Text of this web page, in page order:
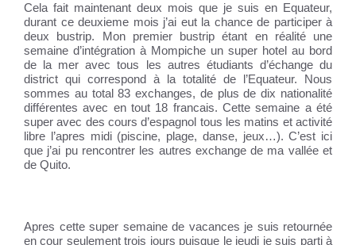
Cela fait maintenant deux mois que je suis en Equateur,
durant ce deuxieme mois j’ai eut la chance de participer à
deux bustrip. Mon premier bustrip étant en réalité une
semaine d’intégration à Mompiche un super hotel au bord
de la mer avec tous les autres étudiants d’échange du
district qui correspond à la totalité de l’Equateur. Nous
sommes au total 83 exchanges, de plus de dix nationalité
différentes avec en tout 18 francais. Cette semaine a été
super avec des cours d’espagnol tous les matins et activité
libre l’apres midi (piscine, plage, danse, jeux…). C’est ici
que j’ai pu rencontrer les autres exchange de ma vallée et
de Quito.
Apres cette super semaine de vacances je suis retournée
en cour seulement trois jours puisque le jeudi je suis parti à